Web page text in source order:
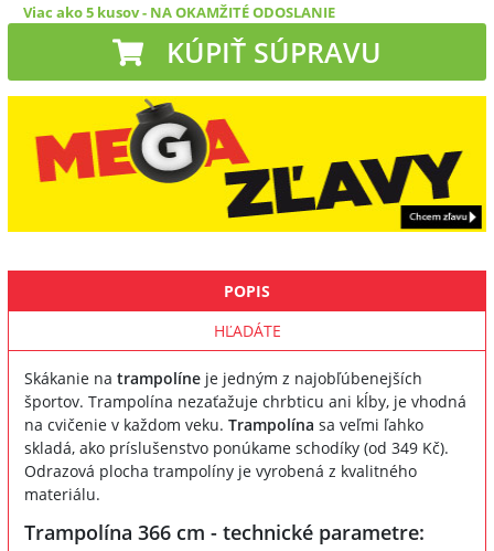
Viac ako 5 kusov- NA OKAMŽITÉ ODOSLANIE
KÚPIŤ SÚPRAVU
POPIS
HĽADÁTE
Skákanie na trampolíne je jedným z najobľúbenejších
športov. Trampolína nezaťažuje chrbticu ani kĺby, je vhodná
na cvičenie v každom veku. Trampolína sa veľmi ľahko
skladá, ako príslušenstvo ponúkame schodíky (od 349 Kč).
Odrazová plocha trampolíny je vyrobená z kvalitného
materiálu.
Trampolína 366 cm - technické parametre: